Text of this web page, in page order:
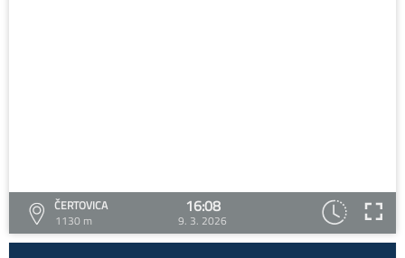
ČERTOVICA
1130 m
16:08
9. 3. 2026